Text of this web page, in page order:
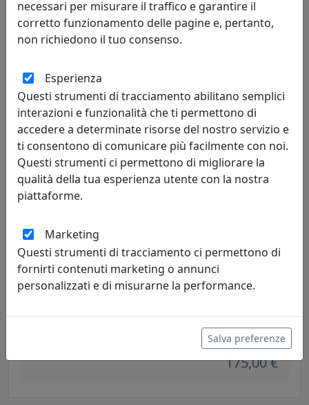
TAVOLINO GASTON, RIPIANO CON BORDI, TRASPARENTE,
IPlex
211,00 €
TAVOLINO MADDY, TRASPARENTE, CATALOGO IPLEX, CODICE
175,00 €
necessari per misurare il traffico e garantire il
corretto funzionamento delle pagine e, pertanto,
non richiedono il tuo consenso.
Esperienza
Questi strumenti di tracciamento abilitano semplici
interazioni e funzionalità che ti permettono di
accedere a determinate risorse del nostro servizio e
ti consentono di comunicare più facilmente con noi.
Questi strumenti ci permettono di migliorare la
qualità della tua esperienza utente con la nostra
piattaforme.
Marketing
Questi strumenti di tracciamento ci permettono di
fornirti contenuti marketing o annunci
personalizzati e di misurarne la performance.
Salva preferenze